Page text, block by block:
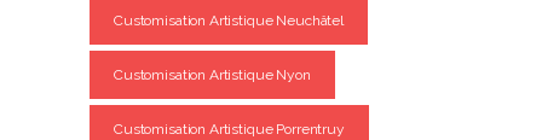
Customisation Artistique Neuchâtel
Customisation Artistique Nyon
Customisation Artistique Porrentruy